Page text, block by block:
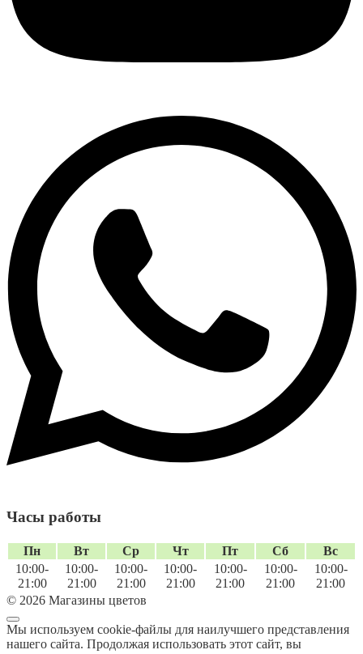
Часы работы
Пн Вт Ср Чт Пт Сб
Вс
10:00-
21:00
10:00-
21:00
10:00-
21:00
10:00-
21:00
10:00-
21:00
10:00-
21:00
10:00-
21:00
© 2026 Магазины цветов
Мы используем cookie-файлы для наилучшего представления
нашего сайта. Продолжая использовать этот сайт, вы